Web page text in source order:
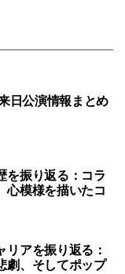
日公演情報まとめ
を振り返る：コラ
心模様を描いたコ
アを振り返る：
劇、そしてポップ